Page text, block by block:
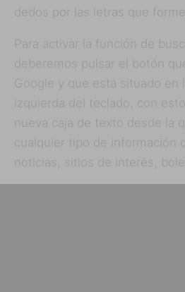
dedos por las letras que
Para activar la función de
deberemos pulsar el botón
Google y que está situado en
izquierda del teclado, con
nueva caja de texto desde la
cualquier tipo de información
noticias, sitios de interés,